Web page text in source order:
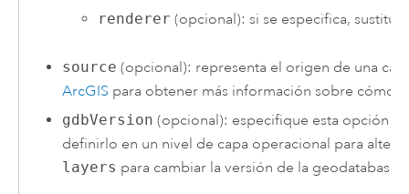
renderer (opcional): si se especifica,
source (opcional): representa el origen de una
ArcGIS para obtener más información sobre cómo
gdbVersion (opcional): especifique esta opción si
definirlo en un nivel de capa operacional para
layers para cambiar la versión de la geodatabase